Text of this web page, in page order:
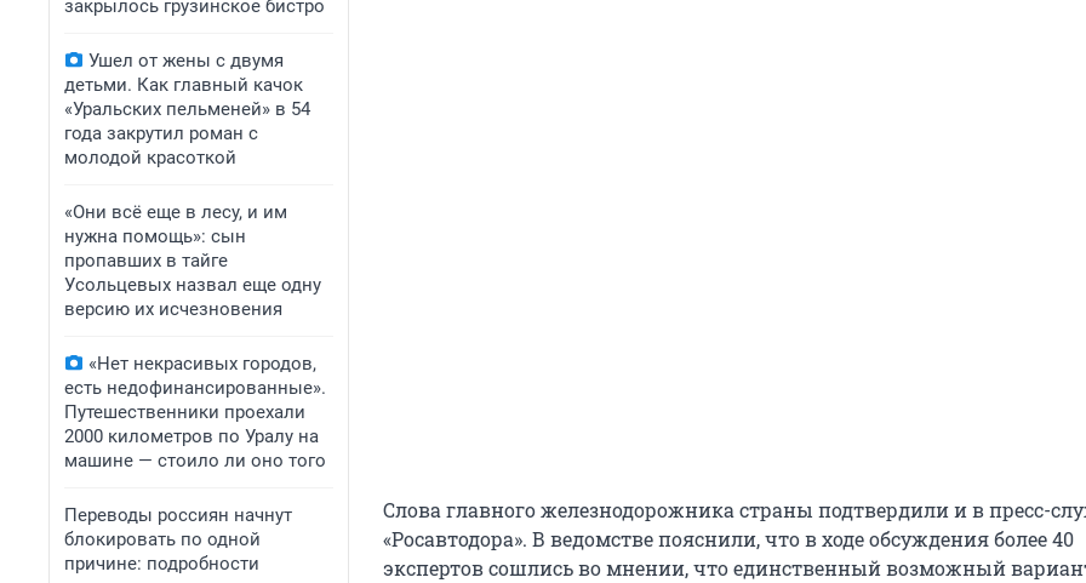
закрылось грузинское бистро
Ушел от жены с двумя
детьми. Как главный качок
«Уральских пельменей» в 54
года закрутил роман с
молодой красоткой
«Они всё еще в лесу, и им
нужна помощь»: сын
пропавших в тайге
Усольцевых назвал еще одну
версию их исчезновения
«Нет некрасивых городов,
есть недофинансированные».
Путешественники проехали
2000 километров по Уралу на
машине — стоило ли оно того
Переводы россиян начнут
блокировать по одной
причине: подробности
Слова главного железнодорожника страны подтвердили и в пресс-
«Росавтодора». В ведомстве пояснили, что в ходе обсуждения более 40
экспертов сошлись во мнении, что единственный возможный